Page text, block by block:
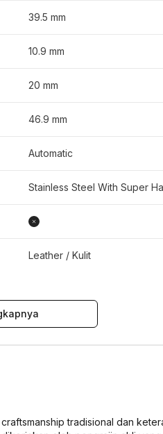
39.5 mm
10.9 mm
20 mm
46.9 mm
Automatic
Stainless Steel With Super
Leather / Kulit
tradisional dan